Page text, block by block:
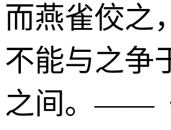
而燕雀佼之
不能与之争
之间。——